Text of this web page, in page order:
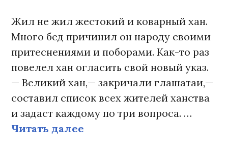
Жил не жил жестокий и коварный хан.
Много бед причинил он народу своими
притеснениями и поборами. Как-то раз
повелел хан огласить свой новый указ.
— Великий хан,— закричали глашатаи,—
составил список всех жителей ханства
и задаст каждому по три вопроса. …
Читать далее